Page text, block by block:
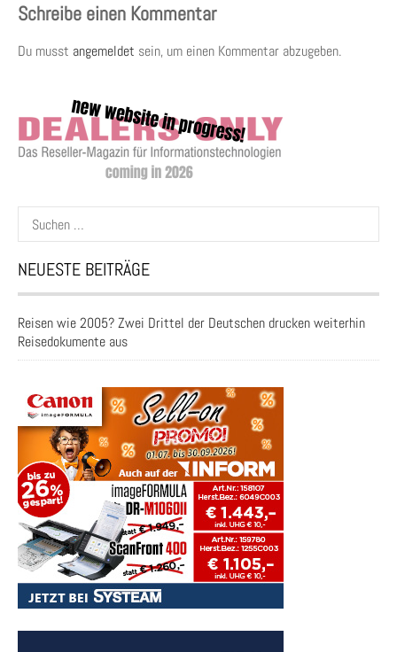
Schreibe einen Kommentar
Du musst angemeldet sein, um einen Kommentar abzugeben.
Suchen
nach:
NEUESTE BEITRÄGE
Reisen wie 2005? Zwei Drittel der Deutschen drucken weiterhin
Reisedokumente aus